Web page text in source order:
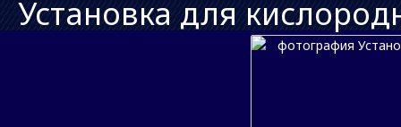
Установка для